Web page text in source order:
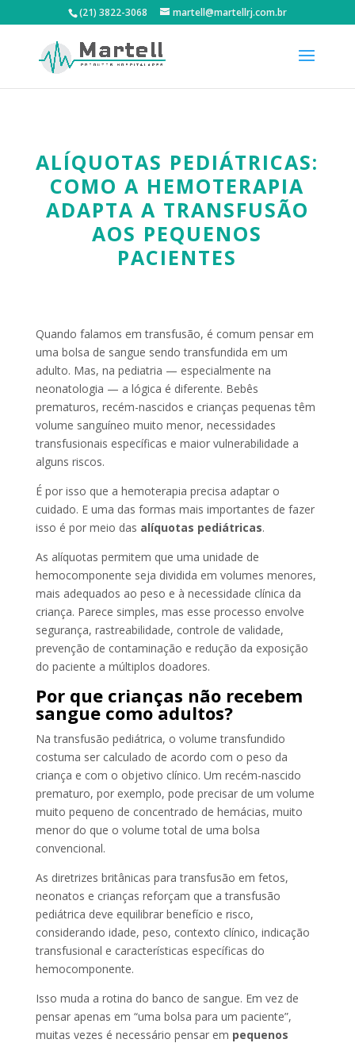
(21) 3822-3068 martell@martellrj.com.br
ALÍQUOTAS PEDIÁTRICAS:
COMO A HEMOTERAPIA
ADAPTA A TRANSFUSÃO
AOS PEQUENOS
PACIENTES
Quando falamos em transfusão, é comum pensar em
uma bolsa de sangue sendo transfundida em um
adulto. Mas, na pediatria — especialmente na
neonatologia — a lógica é diferente. Bebês
prematuros, recém-nascidos e crianças pequenas têm
volume sanguíneo muito menor, necessidades
transfusionais específicas e maior vulnerabilidade a
alguns riscos.
É por isso que a hemoterapia precisa adaptar o
cuidado. E uma das formas mais importantes de fazer
isso é por meio das alíquotas pediátricas.
As alíquotas permitem que uma unidade de
hemocomponente seja dividida em volumes menores,
mais adequados ao peso e à necessidade clínica da
criança. Parece simples, mas esse processo envolve
segurança, rastreabilidade, controle de validade,
prevenção de contaminação e redução da exposição
do paciente a múltiplos doadores.
Por que crianças não recebem
sangue como adultos?
Na transfusão pediátrica, o volume transfundido
costuma ser calculado de acordo com o peso da
criança e com o objetivo clínico. Um recém-nascido
prematuro, por exemplo, pode precisar de um volume
muito pequeno de concentrado de hemácias, muito
menor do que o volume total de uma bolsa
convencional.
As diretrizes britânicas para transfusão em fetos,
neonatos e crianças reforçam que a transfusão
pediátrica deve equilibrar benefício e risco,
considerando idade, peso, contexto clínico, indicação
transfusional e características específicas do
hemocomponente.
Isso muda a rotina do banco de sangue. Em vez de
pensar apenas em “uma bolsa para um paciente”,
muitas vezes é necessário pensar em pequenos